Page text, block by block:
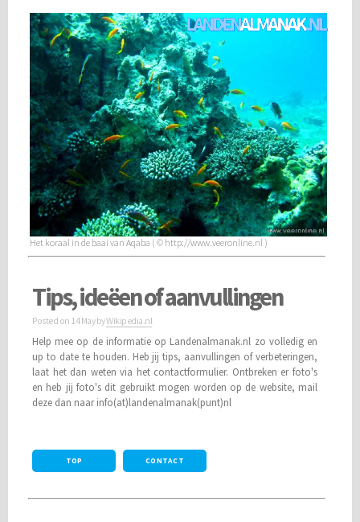
Het koraal in de baai van Aqaba ( © http://www.veeronline.nl )
Tips, ideëen of aanvullingen
Posted on 14 MaybyWikipedia.nl
Help mee op de informatie op Landenalmanak.nl zo volledig en
up to date te houden. Heb jij tips, aanvullingen of verbeteringen,
laat het dan weten via het contactformulier. Ontbreken er foto's
en heb jij foto's dit gebruikt mogen worden op de website, mail
deze dan naar info(at)landenalmanak(punt)nl
TOP CONTACT